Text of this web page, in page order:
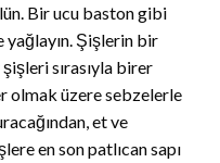
Bir ucu baston gibi
yağlayın. Şişlerin bir
sırasıyla birer
olmak üzere sebzelerle
et ve
en son patlıcan sapı